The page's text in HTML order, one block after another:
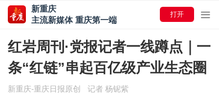
新重庆
主流新媒体 重庆第一端
打开
红岩周刊·党报记者一线蹲点｜一
条“红链”串起百亿级产业生态圈
新重庆-重庆日报原创 记者 杨铌紫